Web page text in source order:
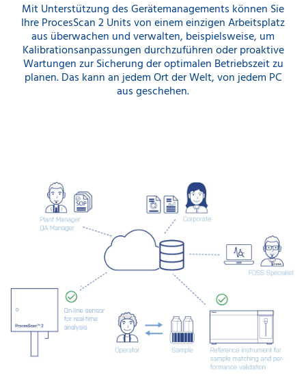
Mit Unterstützung des Gerätemanagements können Sie
Ihre ProcesScan 2 Units von einem einzigen Arbeitsplatz
aus überwachen und verwalten, beispielsweise, um
Kalibrationsanpassungen durchzuführen oder proaktive
Wartungen zur Sicherung der optimalen Betriebszeit zu
planen. Das kann an jedem Ort der Welt, von jedem PC
aus geschehen.